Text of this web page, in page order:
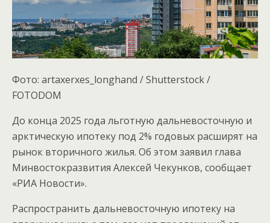
Фото: artaxerxes_longhand / Shutterstock /
FOTODOM
До конца 2025 года льготную дальневосточную и
арктическую ипотеку под 2% годовых расширят на
рынок вторичного жилья. Об этом заявил глава
Минвостокразвития Алексей Чекунков, сообщает
«РИА Новости».
Распространить дальневосточную ипотеку на